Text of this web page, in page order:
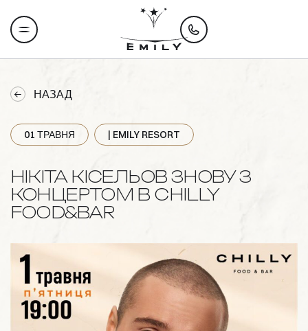
НАЗАД
01 ТРАВНЯ | EMILY RESORT
НІКІТА КІСЕЛЬОВ ЗНОВУ З
КОНЦЕРТОМ В CHILLY
FOOD&BAR